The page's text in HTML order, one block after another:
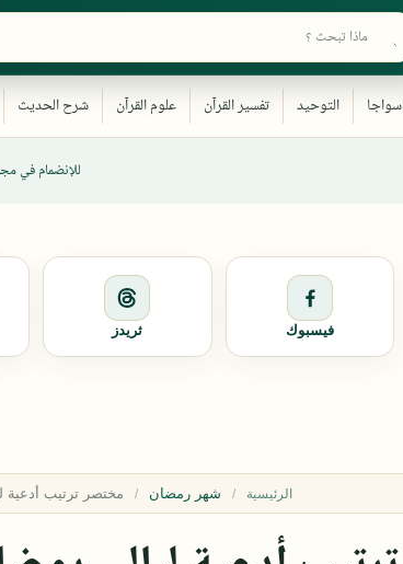
للإنضمام في
فيسبوك ثريدز
الرئيسية شهر رمضان